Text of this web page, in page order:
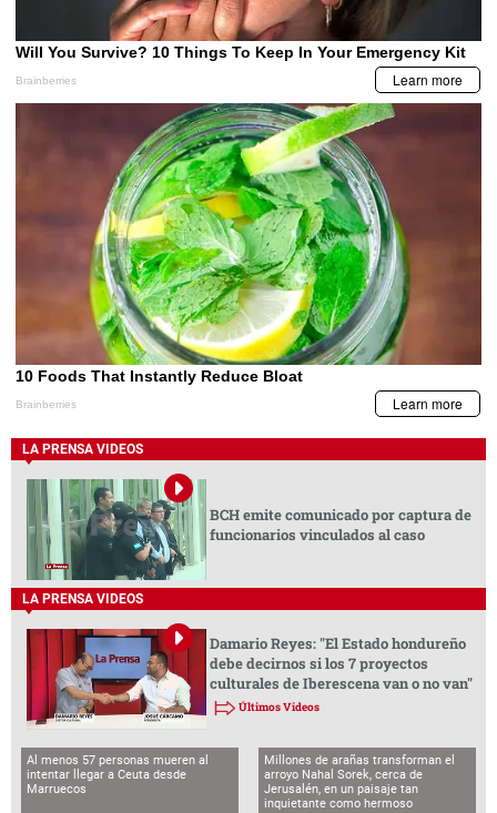
LA PRENSA VIDEOS
BCH emite comunicado por captura de
funcionarios vinculados al caso
LA PRENSA VIDEOS
Damario Reyes: "El Estado hondureño
debe decirnos si los 7 proyectos
culturales de Iberescena van o no van"
Últimos Videos
Al menos 57 personas mueren al
intentar llegar a Ceuta desde
Marruecos
Millones de arañas transforman el
arroyo Nahal Sorek, cerca de
Jerusalén, en un paisaje tan
inquietante como hermoso